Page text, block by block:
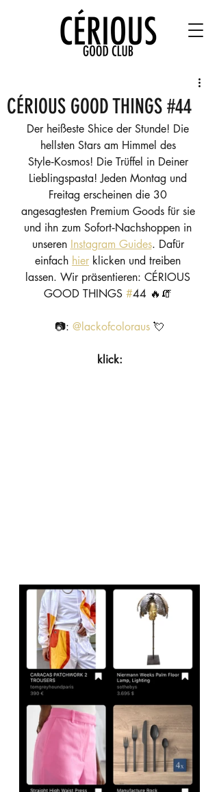
CÉRIOUS GOOD THINGS #44
Der heißeste Shice der Stunde! Die
hellsten Stars am Himmel des
Style‑Kosmos! Die Trüffel in Deiner
Lieblingspasta! Jeden Montag und
Freitag erscheinen die 30
angesagtesten Premium Goods für sie
und ihn zum Sofort‑Nachshoppen in
unseren Instagram Guides. Dafür
einfach hier klicken und treiben
lassen. Wir präsentieren: CÉRIOUS
GOOD THINGS #44 🔥🧯
📷: @lackofcoloraus 💘
klick: